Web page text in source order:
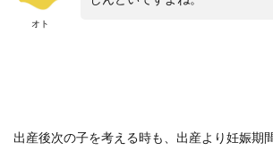
オト
出産後次の子を考える時も、出産より妊娠期